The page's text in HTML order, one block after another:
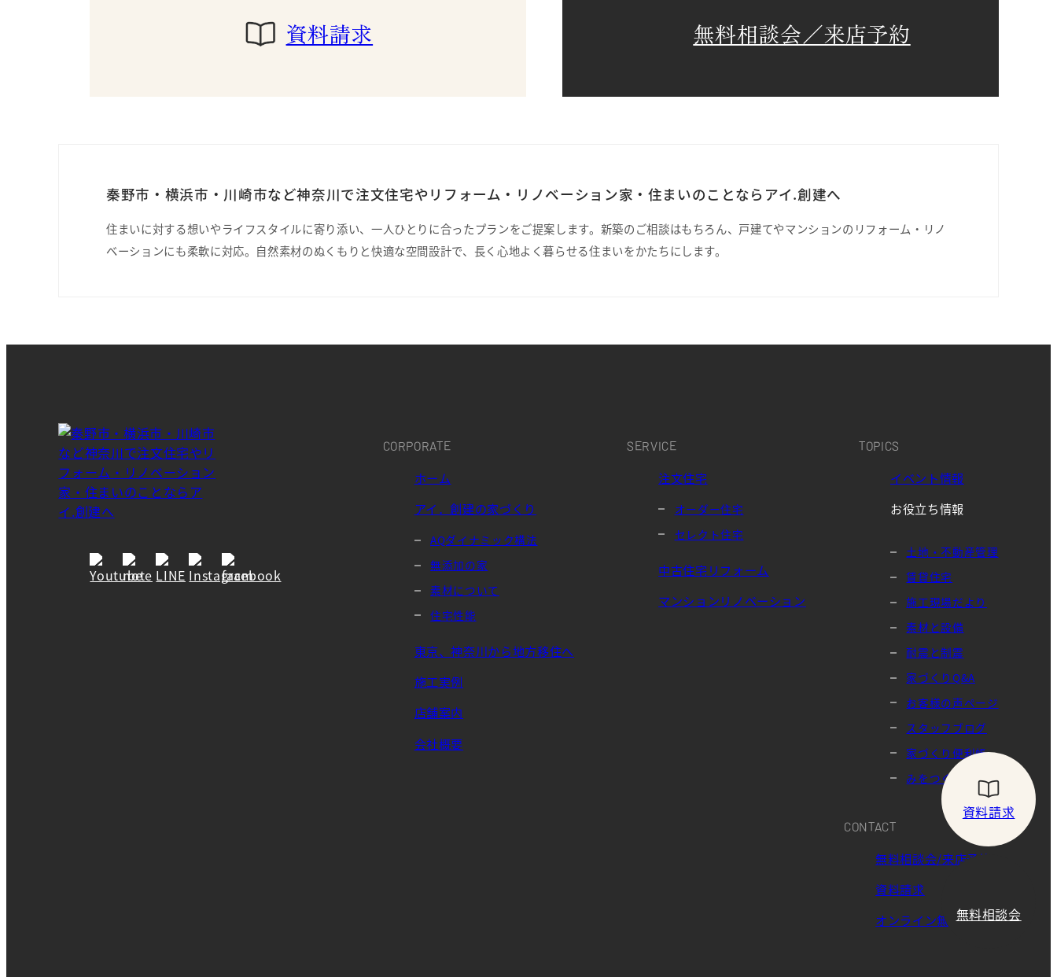
資料請求
無料相談会
資料請求 無料相談会／来店予約
秦野市・横浜市・川崎市など神奈川で注文住宅やリフォーム・リノベーション家・住まいのことならアイ.創建へ
住まいに対する想いやライフスタイルに寄り添い、一人ひとりに合ったプランをご提案します。新築のご相談はもちろん、戸建てやマンションのリフォーム・リノ
ベーションにも柔軟に対応。自然素材のぬくもりと快適な空間設計で、長く心地よく暮らせる住まいをかたちにします。
CORPORATE
ホーム
アイ．創建の家づくり
AQダイナミック構法
無添加の家
素材について
住宅性能
東京、神奈川から地方移住へ
施工実例
店舗案内
会社概要
SERVICE
注文住宅
オーダー住宅
セレクト住宅
中古住宅リフォーム
マンションリノベーション
TOPICS
イベント情報
お役立ち情報
土地・不動産管理
賃貸住宅
施工現場だより
素材と設備
耐震と制震
家づくりQ&A
お客様の声ページ
スタッフブログ
家づくり便利帳
みをつくし
CONTACT
無料相談会/来店予約
資料請求
オンライン無料相談会